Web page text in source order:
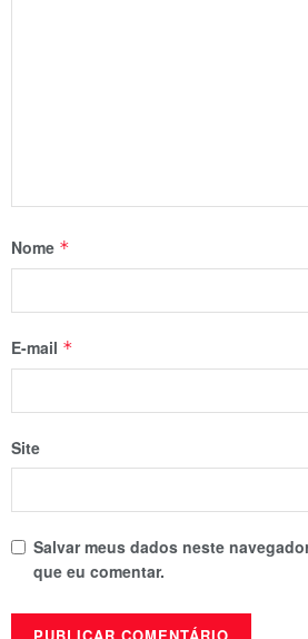
Nome *
E-mail *
Site
Salvar meus dados neste
que eu comentar.